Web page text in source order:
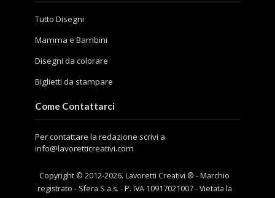
Tutto Disegni
Mamma e Bambini
Disegni da colorare
Biglietti da stampare
Come Contattarci
Per contattare la redazione scrivi a
info@lavoretticreativi.com
Copyright © 2012-2026. Lavoretti Creativi ® - Marchio
registrato - Sfera S.a.s. - P. IVA 10917021007 - Vietata la